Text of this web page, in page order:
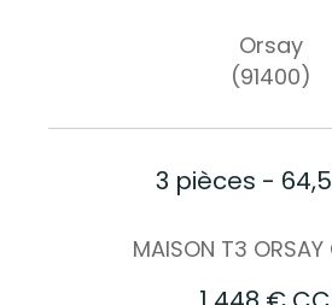
Orsay
(91400)
3 pièces -
MAISON T3 ORSAY
AFFINER LES